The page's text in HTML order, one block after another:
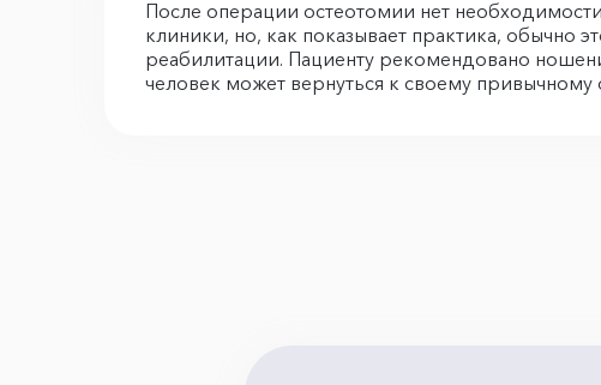
После операции остеотомии нет
клиники, но, как показывает практика, обычно
реабилитации. Пациенту рекомендовано
человек может вернуться к своему привычному